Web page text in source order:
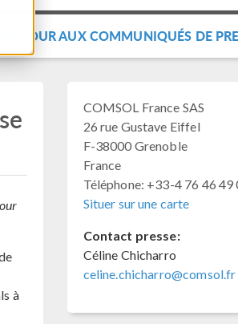
RETOUR AUX COMMUNIQUÉS DE
à
COMSOL France SAS
26 rue Gustave Eiffel
F-38000 Grenoble
France
Téléphone: +33-4 76 46 49
Situer sur une carte
Contact presse:
Céline Chicharro
celine.chicharro@comsol.fr